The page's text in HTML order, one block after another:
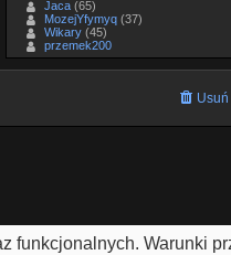
funkcjonalnych. Warunki
Jaca(65)
MozejYfymyq(37)
Wikary(45)
przemek200